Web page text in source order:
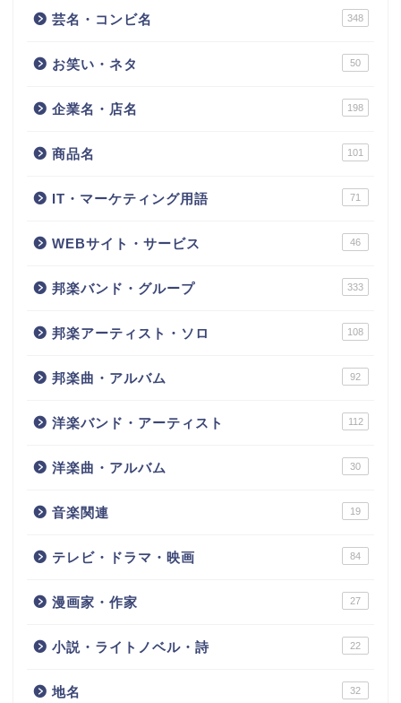
芸名・コンビ名 348
お笑い・ネタ 50
企業名・店名 198
商品名 101
IT・マーケティング用語 71
WEBサイト・サービス 46
邦楽バンド・グループ 333
邦楽アーティスト・ソロ 108
邦楽曲・アルバム 92
洋楽バンド・アーティスト 112
洋楽曲・アルバム 30
音楽関連 19
テレビ・ドラマ・映画 84
漫画家・作家 27
小説・ライトノベル・詩 22
地名 32